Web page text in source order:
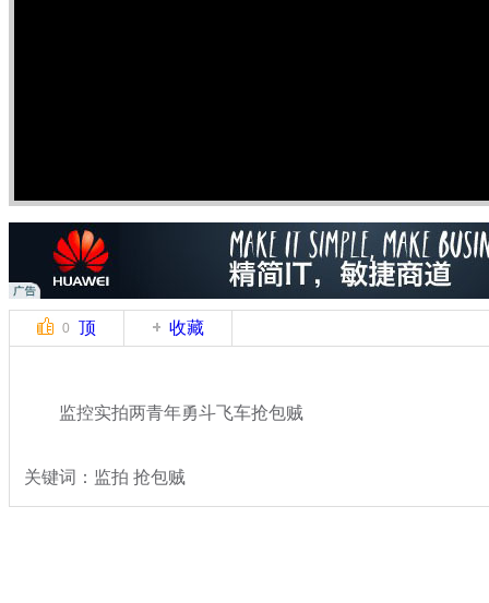
0 顶 收藏
监控实拍两青年勇斗飞车抢包贼
关键词：监拍 抢包贼